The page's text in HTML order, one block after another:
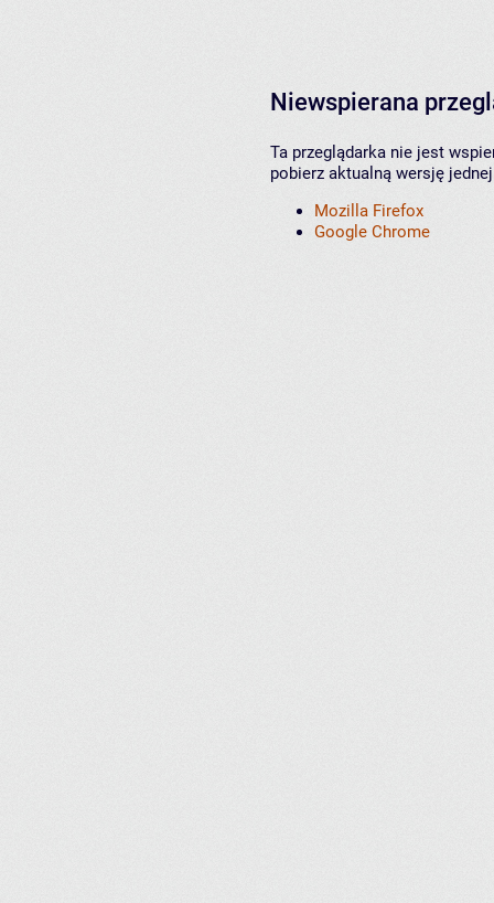
Niewspierana
Ta przeglądarka nie jest
pobierz aktualną wersję
Mozilla Firefox
Google Chrome